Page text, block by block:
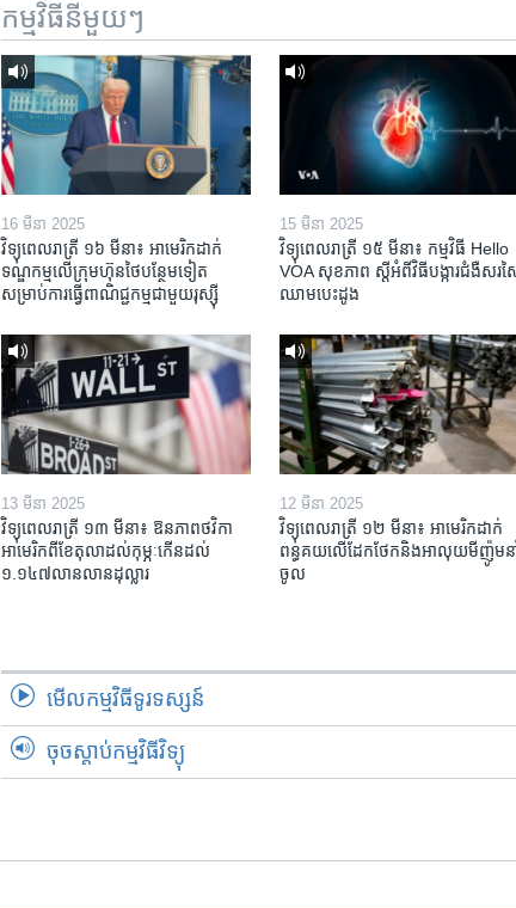
កម្មវិធី​នីមួយៗ
16 មីនា 2025
វិទ្យុពេលរាត្រី ១៦ មីនា៖ អាមេរិក​ដាក់​
ទណ្ឌកម្ម​លើ​ក្រុមហ៊ុន​ថៃ​បន្ថែម​ទៀត​
សម្រាប់​ការ​ធ្វើ​ពាណិជ្ជកម្ម​ជាមួយ​រុស្ស៊ី
15 មីនា 2025
វិទ្យុពេលរាត្រី ១៥ មីនា៖ កម្មវិធី ​Hello
VOA សុខភាព ស្ដី​អំពី​វិធី​បង្ការ​ជំងឺ​សរស
ឈាម​បេះដូង
13 មីនា 2025
វិទ្យុពេលរាត្រី ១៣ មីនា៖ ឱនភាព​ថវិកា​
អាមេរិក​ពី​ខែ​តុលា​ដល់​កុម្ភៈ​កើន​ដល់​
១.១៤៧​លានលាន​ដុល្លារ
12 មីនា 2025
វិទ្យុពេលរាត្រី ១២ មីនា៖ អាមេរិក​ដាក់​
ពន្ធគយ​លើ​ដែកថែក​និង​អាលុយ​មីញ៉ូម​ន
ចូល
មើល​កម្មវិធី​ទូរទស្សន៍
ចុចស្តាប់កម្មវិធីវិទ្យុ